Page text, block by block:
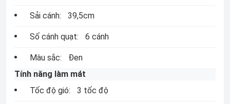
Sải cánh: 39,5cm
Số cánh quạt: 6 cánh
Màu sắc:
Đen
Tính năng làm mát
Tốc độ gió:
3 tốc độ